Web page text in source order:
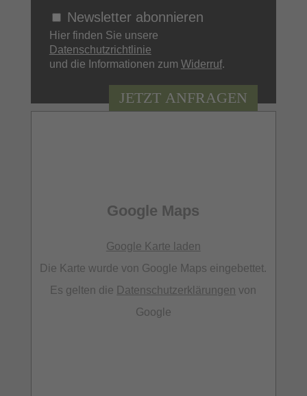
Newsletter abonnieren
Hier finden Sie unsere
Datenschutzrichtlinie
und die Informationen zum Widerruf.
Google Maps
Google Karte laden
Die Karte wurde von Google Maps eingebettet.
Es gelten die Datenschutzerklärungen von
Google